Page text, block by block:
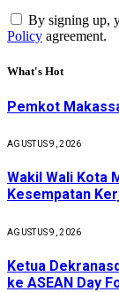
By signing up,
Policy agreement.
What's Hot
Pemkot
AGUSTUS 9, 2026
Wakil Wali Kota
Kesempatan
AGUSTUS 9, 2026
Ketua
ke ASEAN Day